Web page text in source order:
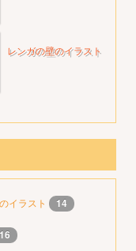
レンガの壁のイラスト
イラスト 14
16